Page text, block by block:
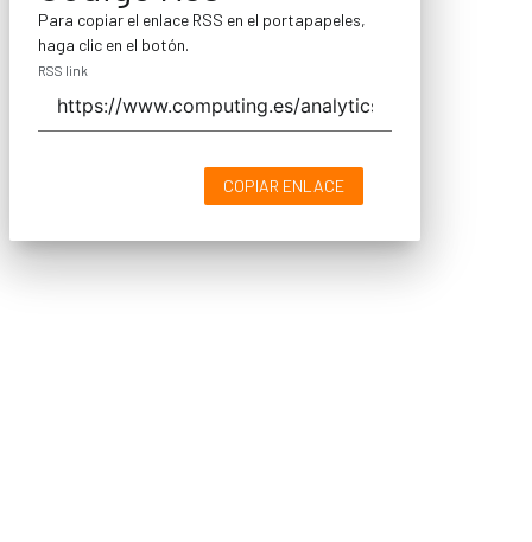
Para copiar el enlace RSS en el portapapeles,
haga clic en el botón.
RSS link
COPIAR ENLACE